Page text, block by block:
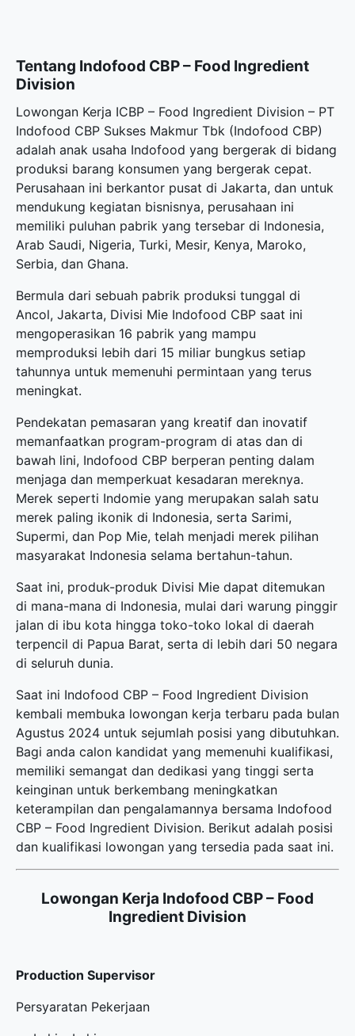
Tentang Indofood CBP – Food Ingredient
Division
Lowongan Kerja ICBP – Food Ingredient Division – PT
Indofood CBP Sukses Makmur Tbk (Indofood CBP)
adalah anak usaha Indofood yang bergerak di bidang
produksi barang konsumen yang bergerak cepat.
Perusahaan ini berkantor pusat di Jakarta, dan untuk
mendukung kegiatan bisnisnya, perusahaan ini
memiliki puluhan pabrik yang tersebar di Indonesia,
Arab Saudi, Nigeria, Turki, Mesir, Kenya, Maroko,
Serbia, dan Ghana.
Bermula dari sebuah pabrik produksi tunggal di
Ancol, Jakarta, Divisi Mie Indofood CBP saat ini
mengoperasikan 16 pabrik yang mampu
memproduksi lebih dari 15 miliar bungkus setiap
tahunnya untuk memenuhi permintaan yang terus
meningkat.
Pendekatan pemasaran yang kreatif dan inovatif
memanfaatkan program-program di atas dan di
bawah lini, Indofood CBP berperan penting dalam
menjaga dan memperkuat kesadaran mereknya.
Merek seperti Indomie yang merupakan salah satu
merek paling ikonik di Indonesia, serta Sarimi,
Supermi, dan Pop Mie, telah menjadi merek pilihan
masyarakat Indonesia selama bertahun-tahun.
Saat ini, produk-produk Divisi Mie dapat ditemukan
di mana-mana di Indonesia, mulai dari warung pinggir
jalan di ibu kota hingga toko-toko lokal di daerah
terpencil di Papua Barat, serta di lebih dari 50 negara
di seluruh dunia.
Saat ini Indofood CBP – Food Ingredient Division
kembali membuka lowongan kerja terbaru pada bulan
Agustus 2024 untuk sejumlah posisi yang dibutuhkan.
Bagi anda calon kandidat yang memenuhi kualifikasi,
memiliki semangat dan dedikasi yang tinggi serta
keinginan untuk berkembang meningkatkan
keterampilan dan pengalamannya bersama Indofood
CBP – Food Ingredient Division. Berikut adalah posisi
dan kualifikasi lowongan yang tersedia pada saat ini.
Lowongan Kerja Indofood CBP – Food
Ingredient Division
Production Supervisor
Persyaratan Pekerjaan